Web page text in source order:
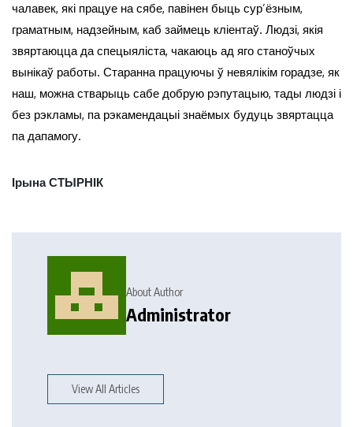
чалавек, які працуе на сябе, павінен быць сур’ёзным,
граматным, надзейным, каб займець кліентаў. Людзі, якія
звяртаюцца да спецыяліста, чакаюць ад яго станоўчых
вынікаў работы. Старанна працуючы ў невялікім горадзе, як
наш, можна стварыць сабе добрую рэпутацыю, тады людзі і
без рэкламы, па рэкамендацыі знаёмых будуць звяртацца
па дапамогу.
Ірына СТЫРНІК
About Author
Administrator
View All Articles